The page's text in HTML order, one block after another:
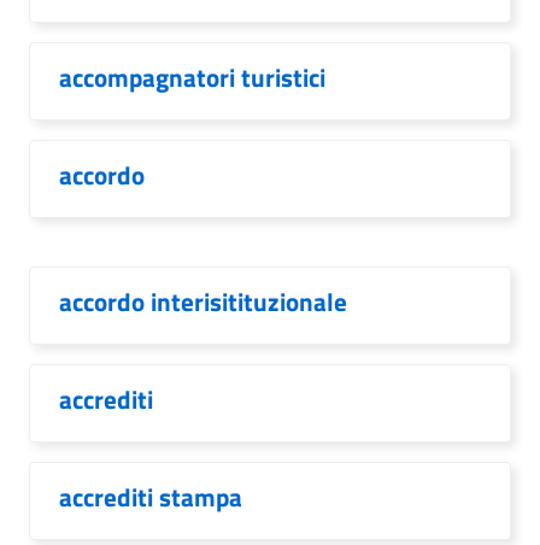
accompagnatori turistici
accordo
accordo interisitituzionale
accrediti
accrediti stampa